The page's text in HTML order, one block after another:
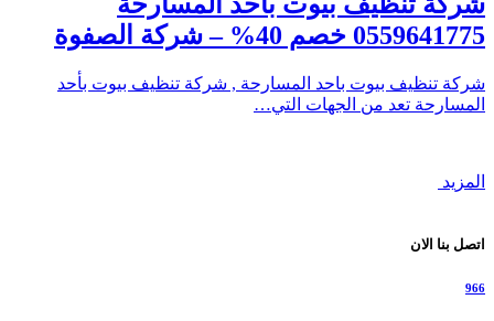
0559641775 خصم 40% – شركة الصفوة
شركة تنظيف بيوت باحد المسارحة , شركة تنظيف بيوت بأحد
المسارحة تعد من الجهات التي…
المزيد
اتصل بنا الان
966